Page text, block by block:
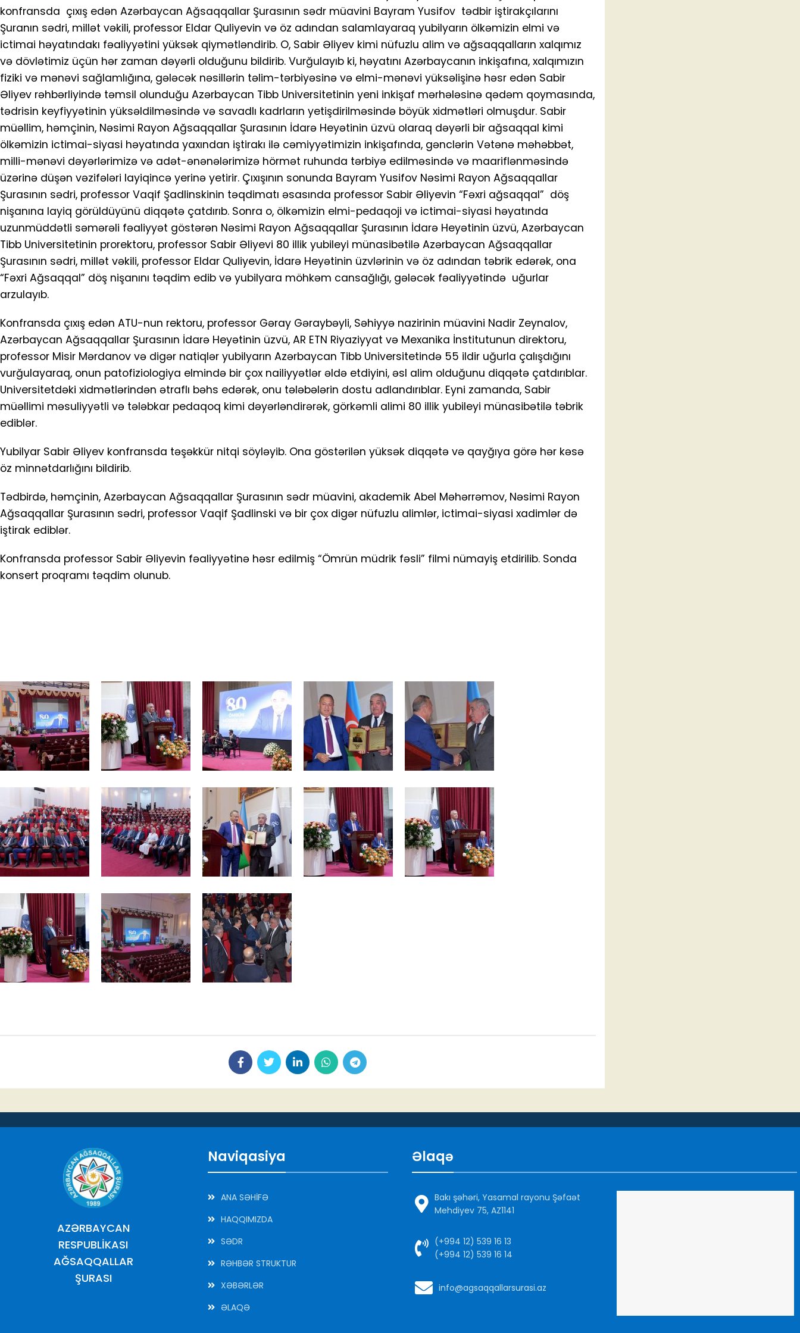
konfransda çıxış edən Azərbaycan Ağsaqqallar Şurasının sədr müavini Bayram Yusifov tədbir iştirakçılarını
Şuranın sədri, millət vəkili, professor Eldar Quliyevin və öz adından salamlayaraq yubilyarın ölkəmizin elmi və
ictimai həyatındakı fəaliyyətini yüksək qiymətləndirib. O, Sabir Əliyev kimi nüfuzlu alim və ağsaqqalların xalqımız
və dövlətimiz üçün hər zaman dəyərli olduğunu bildirib. Vurğulayıb ki, həyatını Azərbaycanın inkişafına, xalqımızın
fiziki və mənəvi sağlamlığına, gələcək nəsillərin təlim-tərbiyəsinə və elmi-mənəvi yüksəlişinə həsr edən Sabir
Əliyev rəhbərliyində təmsil olunduğu Azərbaycan Tibb Universitetinin yeni inkişaf mərhələsinə qədəm qoymasında,
tədrisin keyfiyyətinin yüksəldilməsində və savadlı kadrların yetişdirilməsində böyük xidmətləri olmuşdur. Sabir
müəllim, həmçinin, Nəsimi Rayon Ağsaqqallar Şurasının İdarə Heyətinin üzvü olaraq dəyərli bir ağsaqqal kimi
ölkəmizin ictimai-siyasi həyatında yaxından iştirakı ilə cəmiyyətimizin inkişafında, gənclərin Vətənə məhəbbət,
milli-mənəvi dəyərlərimizə və adət-ənənələrimizə hörmət ruhunda tərbiyə edilməsində və maariflənməsində
üzərinə düşən vəzifələri layiqincə yerinə yetirir. Çıxışının sonunda Bayram Yusifov Nəsimi Rayon Ağsaqqallar
Şurasının sədri, professor Vaqif Şadlinskinin təqdimatı əsasında professor Sabir Əliyevin “Fəxri ağsaqqal” döş
nişanına layiq görüldüyünü diqqətə çatdırıb. Sonra o, ölkəmizin elmi-pedaqoji və ictimai-siyasi həyatında
uzunmüddətli səmərəli fəaliyyət göstərən Nəsimi Rayon Ağsaqqallar Şurasının İdarə Heyətinin üzvü, Azərbaycan
Tibb Universitetinin prorektoru, professor Sabir Əliyevi 80 illik yubileyi münasibətilə Azərbaycan Ağsaqqallar
Şurasının sədri, millət vəkili, professor Eldar Quliyevin, İdarə Heyətinin üzvlərinin və öz adından təbrik edərək, ona
“Fəxri Ağsaqqal” döş nişanını təqdim edib və yubilyara möhkəm cansağlığı, gələcək fəaliyyətində uğurlar
arzulayıb.
Konfransda çıxış edən ATU-nun rektoru, professor Gəray Gəraybəyli, Səhiyyə nazirinin müavini Nadir Zeynalov,
Azərbaycan Ağsaqqallar Şurasının İdarə Heyətinin üzvü, AR ETN Riyaziyyat və Mexanika İnstitutunun direktoru,
professor Misir Mərdanov və digər natiqlər yubilyarın Azərbaycan Tibb Universitetində 55 ildir uğurla çalışdığını
vurğulayaraq, onun patofiziologiya elmində bir çox nailiyyətlər əldə etdiyini, əsl alim olduğunu diqqətə çatdırıblar.
Universitetdəki xidmətlərindən ətraflı bəhs edərək, onu tələbələrin dostu adlandırıblar. Eyni zamanda, Sabir
müəllimi məsuliyyətli və tələbkar pedaqoq kimi dəyərləndirərək, görkəmli alimi 80 illik yubileyi münasibətilə təbrik
ediblər.
Yubilyar Sabir Əliyev konfransda təşəkkür nitqi söyləyib. Ona göstərilən yüksək diqqətə və qayğıya görə hər kəsə
öz minnətdarlığını bildirib.
Tədbirdə, həmçinin, Azərbaycan Ağsaqqallar Şurasının sədr müavini, akademik Abel Məhərrəmov, Nəsimi Rayon
Ağsaqqallar Şurasının sədri, professor Vaqif Şadlinski və bir çox digər nüfuzlu alimlər, ictimai-siyasi xadimlər də
iştirak ediblər.
Konfransda professor Sabir Əliyevin fəaliyyətinə həsr edilmiş “Ömrün müdrik fəsli” filmi nümayiş etdirilib. Sonda
konsert proqramı təqdim olunub.
AZƏRBAYCAN
RESPUBLİKASI
AĞSAQQALLAR
ŞURASI
Naviqasiya
ANA SƏHİFƏ
HAQQIMIZDA
SƏDR
RƏHBƏR STRUKTUR
XƏBƏRLƏR
ƏLAQƏ
Əlaqə
Bakı şəhəri, Yasamal rayonu Şəfaət
Mehdiyev 75, AZ1141
(+994 12) 539 16 13
(+994 12) 539 16 14
info@agsaqqallarsurasi.az